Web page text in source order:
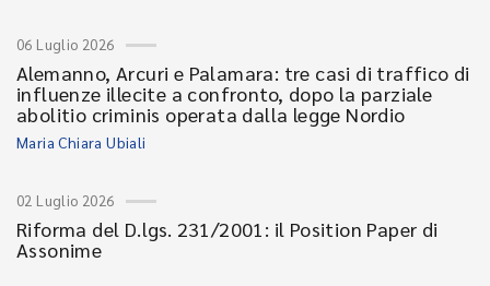
06 Luglio 2026
Alemanno, Arcuri e Palamara: tre casi di traffico di
influenze illecite a confronto, dopo la parziale
abolitio criminis operata dalla legge Nordio
Maria Chiara Ubiali
02 Luglio 2026
Riforma del D.lgs. 231/2001: il Position Paper di
Assonime